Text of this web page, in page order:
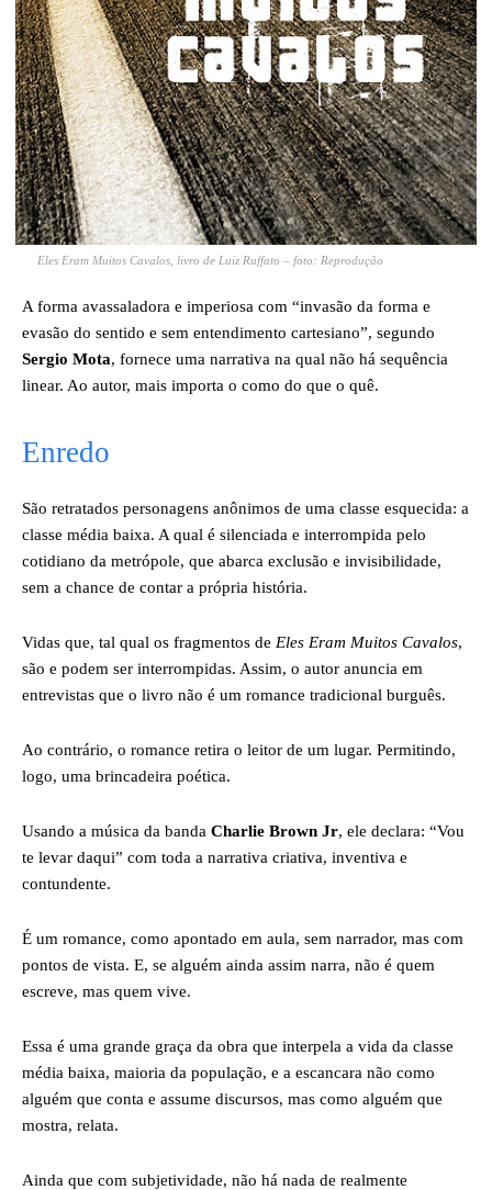
Eles Eram Muitos Cavalos, livro de Luiz Ruffato – foto: Reprodução
A forma avassaladora e imperiosa com “invasão da forma e
evasão do sentido e sem entendimento cartesiano”, segundo
Sergio Mota, fornece uma narrativa na qual não há sequência
linear. Ao autor, mais importa o como do que o quê.
Enredo
São retratados personagens anônimos de uma classe esquecida: a
classe média baixa. A qual é silenciada e interrompida pelo
cotidiano da metrópole, que abarca exclusão e invisibilidade,
sem a chance de contar a própria história.
Vidas que, tal qual os fragmentos de Eles Eram Muitos Cavalos,
são e podem ser interrompidas. Assim, o autor anuncia em
entrevistas que o livro não é um romance tradicional burguês.
Ao contrário, o romance retira o leitor de um lugar. Permitindo,
logo, uma brincadeira poética.
Usando a música da banda Charlie Brown Jr, ele declara: “Vou
te levar daqui” com toda a narrativa criativa, inventiva e
contundente.
É um romance, como apontado em aula, sem narrador, mas com
pontos de vista. E, se alguém ainda assim narra, não é quem
escreve, mas quem vive.
Essa é uma grande graça da obra que interpela a vida da classe
média baixa, maioria da população, e a escancara não como
alguém que conta e assume discursos, mas como alguém que
mostra, relata.
Ainda que com subjetividade, não há nada de realmente